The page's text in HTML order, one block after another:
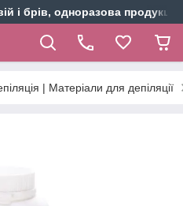
і брів, одноразова продукція
| Матеріали для депіляції